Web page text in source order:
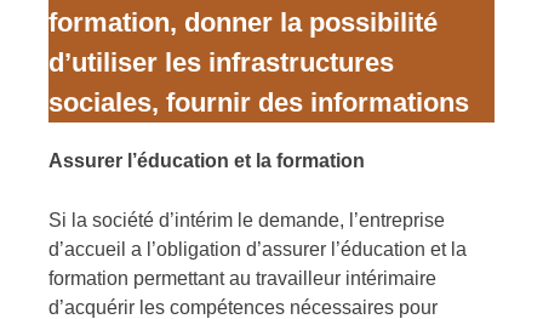
formation, donner la possibilité
d’utiliser les infrastructures
sociales, fournir des informations
Assurer l’éducation et la formation
Si la société d’intérim le demande, l’entreprise
d’accueil a l’obligation d’assurer l’éducation et la
formation permettant au travailleur intérimaire
d’acquérir les compétences nécessaires pour